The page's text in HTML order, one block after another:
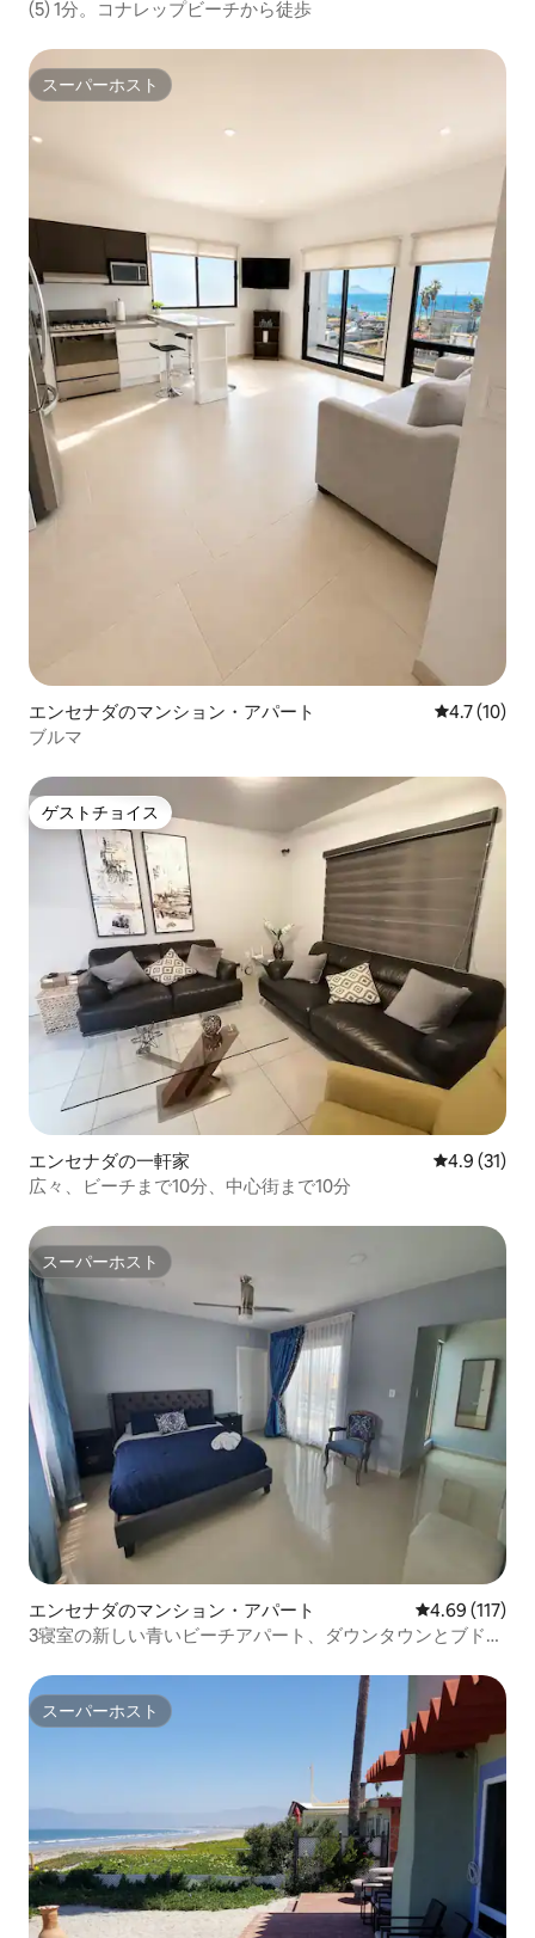
(5) 1分。コナレップビーチから徒歩
スーパーホスト
スーパーホスト
エンセナダのマンション・アパート レビュー10
4.7 (10)
ブルマ
ゲストチョイス
ゲストチョイス
エンセナダの一軒家 レビュー31
4.9 (31)
広々、ビーチまで10分、中心街まで10分
スーパーホスト
スーパーホスト
エンセナダのマンション・アパート レビュー117
4.69 (117)
3寝室の新しい青いビーチアパート、ダウンタウンとブドウ
スーパーホスト
スーパーホスト